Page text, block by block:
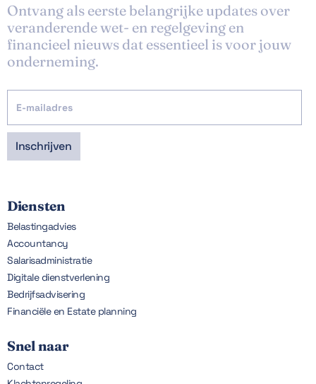
Ontvang als eerste belangrijke updates over
veranderende wet- en regelgeving en
financieel nieuws dat essentieel is voor jouw
onderneming.
Diensten
Belastingadvies
Accountancy
Salarisadministratie
Digitale dienstverlening
Bedrijfsadvisering
Financiële en Estate planning
Snel naar
Contact